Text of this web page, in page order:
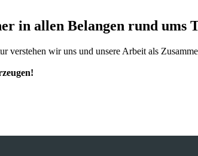
in allen Belangen rund ums
verstehen wir uns und unsere Arbeit als